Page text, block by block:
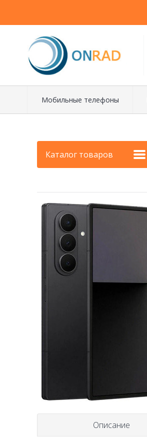
Мобильные телефоны
Каталог товаров
Описание